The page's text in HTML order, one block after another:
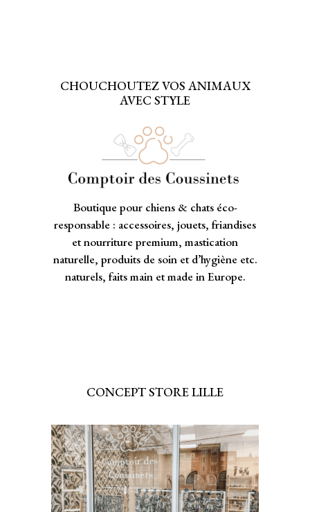
CHOUCHOUTEZ VOS ANIMAUX
AVEC STYLE
Boutique pour chiens & chats éco-
responsable : accessoires, jouets, friandises
et nourriture premium, mastication
naturelle, produits de soin et d’hygiène etc.
naturels, faits main et made in Europe.
CONCEPT STORE LILLE